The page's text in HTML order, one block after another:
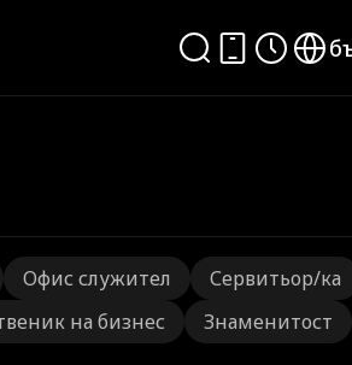
Офис служител Сервитьор/ка
на бизнес Знаменитост